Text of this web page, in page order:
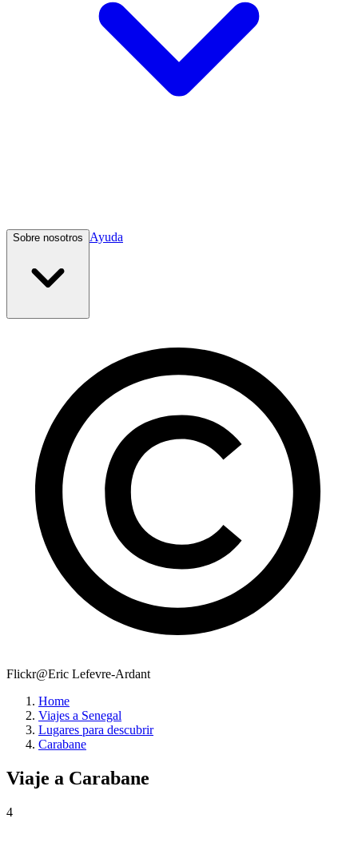
Sobre nosotros Ayuda
Flickr@Eric Lefevre-Ardant
Home
Viajes a Senegal
Lugares para descubrir
Carabane
Viaje a Carabane
4